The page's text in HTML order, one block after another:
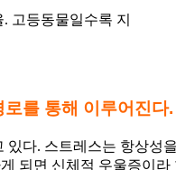
고등동물일수록 지
를 통해 이루어진다.
다. 스트레스는 항상
되면 신체적 우울증이